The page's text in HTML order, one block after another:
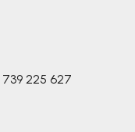
739 225 627